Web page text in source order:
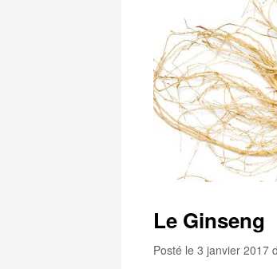
Le Ginseng
Posté le 3 janvier 2017